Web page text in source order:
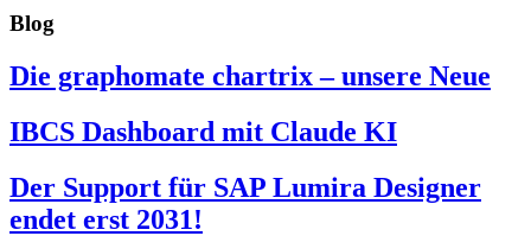
Blog
Die graphomate chartrix – unsere Neue
IBCS Dashboard mit Claude KI
Der Support für SAP Lumira Designer
endet erst 2031!